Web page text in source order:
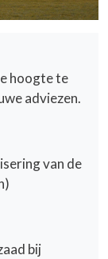
hoogte te
adviezen.
van de
bij